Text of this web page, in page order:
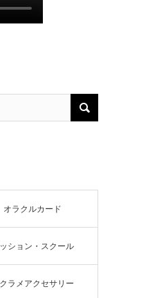
オラクルカード
ション・スクール
ラメアクセサリー